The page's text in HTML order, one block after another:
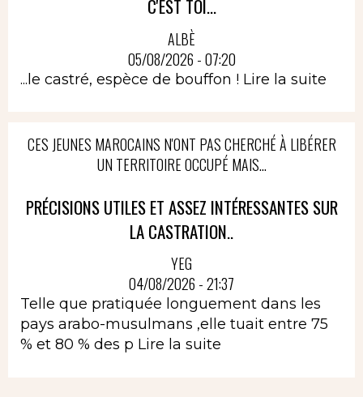
C'EST TOI...
ALBÈ
05/08/2026 - 07:20
...le castré, espèce de bouffon ! Lire la suite
CES JEUNES MAROCAINS N'ONT PAS CHERCHÉ À LIBÉRER
UN TERRITOIRE OCCUPÉ MAIS...
PRÉCISIONS UTILES ET ASSEZ INTÉRESSANTES SUR
LA CASTRATION..
YEG
04/08/2026 - 21:37
Telle que pratiquée longuement dans les
pays arabo-musulmans ,elle tuait entre 75
% et 80 % des p Lire la suite